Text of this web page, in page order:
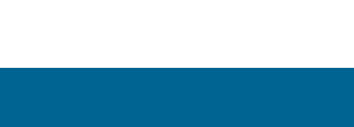
project